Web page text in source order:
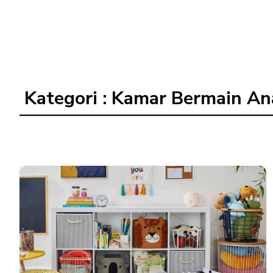
Kategori : Kamar Bermain